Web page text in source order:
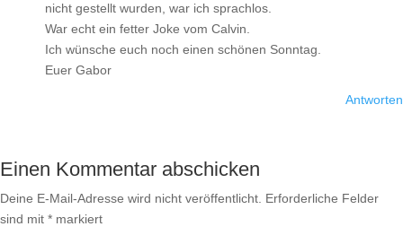
nicht gestellt wurden, war ich sprachlos.
War echt ein fetter Joke vom Calvin.
Ich wünsche euch noch einen schönen Sonntag.
Euer Gabor
Antworten
Einen Kommentar abschicken
Deine E-Mail-Adresse wird nicht veröffentlicht. Erforderliche Felder
sind mit * markiert